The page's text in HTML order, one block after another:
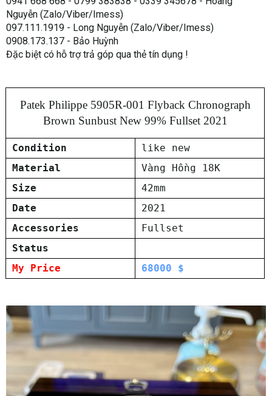
Nguyễn (Zalo/Viber/Imess)
097.111.1919 - Long Nguyễn (Zalo/Viber/Imess)
0908.173.137 - Bảo Huỳnh
Đặc biệt có hỗ trợ trả góp qua thẻ tín dụng !
Patek Philippe 5905R-001 Flyback Chronograph
Brown Sunbust New 99% Fullset 2021
Condition
like new
Material
Vàng Hồng 18K
Size
42mm
Date
2021
Accessories
Fullset
Status
My Price
68000 $